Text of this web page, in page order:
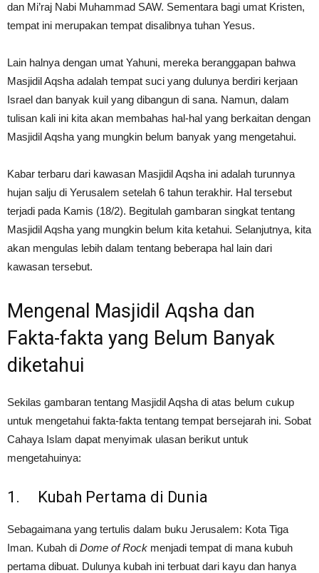
dan Mi’raj Nabi Muhammad SAW. Sementara bagi umat Kristen,
tempat ini merupakan tempat disalibnya tuhan Yesus.
Lain halnya dengan umat Yahuni, mereka beranggapan bahwa
Masjidil Aqsha adalah tempat suci yang dulunya berdiri kerjaan
Israel dan banyak kuil yang dibangun di sana. Namun, dalam
tulisan kali ini kita akan membahas hal-hal yang berkaitan dengan
Masjidil Aqsha yang mungkin belum banyak yang mengetahui.
Kabar terbaru dari kawasan Masjidil Aqsha ini adalah turunnya
hujan salju di Yerusalem setelah 6 tahun terakhir. Hal tersebut
terjadi pada Kamis (18/2). Begitulah gambaran singkat tentang
Masjidil Aqsha yang mungkin belum kita ketahui. Selanjutnya, kita
akan mengulas lebih dalam tentang beberapa hal lain dari
kawasan tersebut.
Mengenal Masjidil Aqsha dan
Fakta-fakta yang Belum Banyak
diketahui
Sekilas gambaran tentang Masjidil Aqsha di atas belum cukup
untuk mengetahui fakta-fakta tentang tempat bersejarah ini. Sobat
Cahaya Islam dapat menyimak ulasan berikut untuk
mengetahuinya:
1. Kubah Pertama di Dunia
Sebagaimana yang tertulis dalam buku Jerusalem: Kota Tiga
Iman. Kubah di Dome of Rock menjadi tempat di mana kubuh
pertama dibuat. Dulunya kubah ini terbuat dari kayu dan hanya